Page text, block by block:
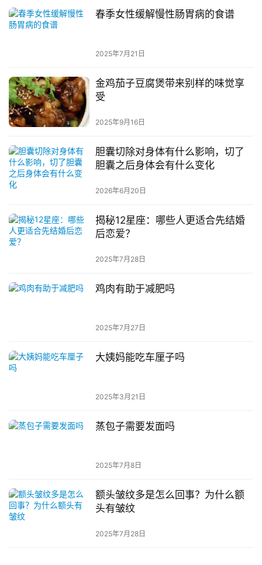
春季女性缓解慢性肠胃病的食谱
2025年7月21日
金鸡茄子豆腐煲带来别样的味觉享
受
2025年9月16日
胆囊切除对身体有什么影响，切了
胆囊之后身体会有什么变化
2026年6月20日
揭秘12星座：哪些人更适合先结婚
后恋爱？
2025年7月28日
鸡肉有助于减肥吗
2025年7月27日
大姨妈能吃车厘子吗
2025年3月21日
蒸包子需要发面吗
2025年7月8日
额头皱纹多是怎么回事？为什么额
头有皱纹
2025年7月28日